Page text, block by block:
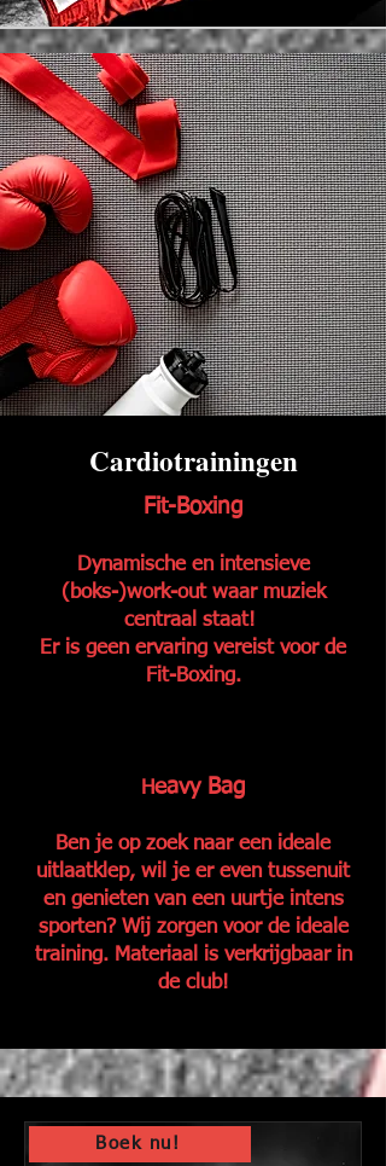
Cardiotrainingen
Fit-Boxing
Dynamische en intensieve
(boks-)work-out waar muziek
centraal staat!
Er is geen ervaring vereist voor de
Fit-Boxing.
Heavy Bag
Ben je op zoek naar een ideale
uitlaatklep, wil je er even tussenuit
en genieten van een uurtje intens
sporten? Wij zorgen voor de ideale
training. Materiaal is verkrijgbaar in
de club!
Boek nu!